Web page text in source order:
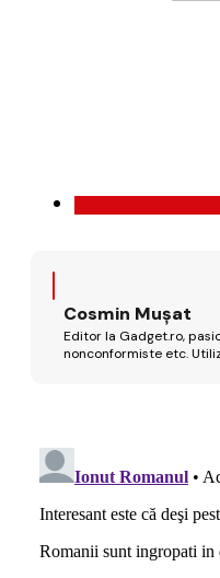
Cosmin Mușat
Editor la Gadget.ro,
nonconformiste etc.